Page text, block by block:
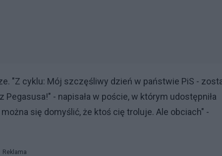
"Z cyklu: Mój szczęśliwy dzień w państwie PiS -
- napisała w poście, w którym udostępniła
się domyślić, że ktoś cię troluje. Ale obciach" -
Reklama